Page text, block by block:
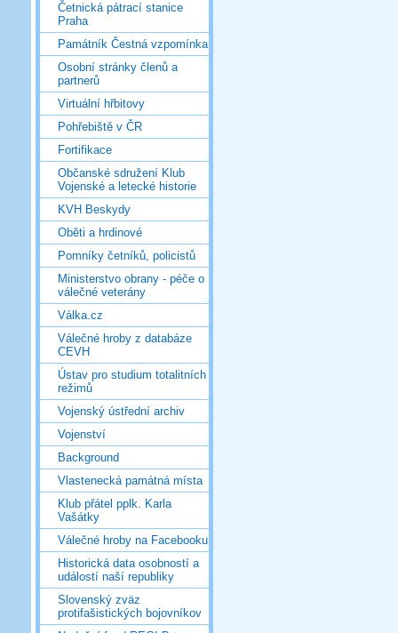
Četnická pátrací stanice
Praha
Památník Čestná vzpomínka
Osobní stránky členů a
partnerů
Virtuální hřbitovy
Pohřebiště v ČR
Fortifikace
Občanské sdružení Klub
Vojenské a letecké historie
KVH Beskydy
Oběti a hrdinové
Pomníky četníků, policistů
Ministerstvo obrany - péče o
válečné veterány
Válka.cz
Válečné hroby z databáze
CEVH
Ústav pro studium totalitních
režimů
Vojenský ústřední archiv
Vojenství
Background
Vlastenecká památná místa
Klub přátel pplk. Karla
Vašátky
Válečné hroby na Facebooku
Historická data osobností a
událostí naší republiky
Slovenský zväz
protifašistických bojovníkov